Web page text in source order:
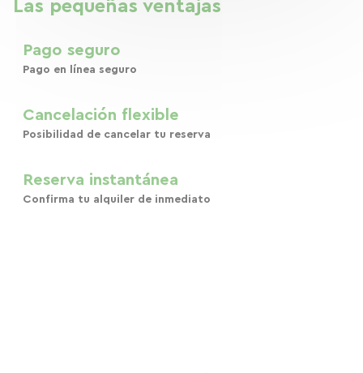
Las pequeñas ventajas
Pago seguro
Pago en línea seguro
Cancelación flexible
Posibilidad de cancelar tu reserva
Reserva instantánea
Confirma tu alquiler de inmediato